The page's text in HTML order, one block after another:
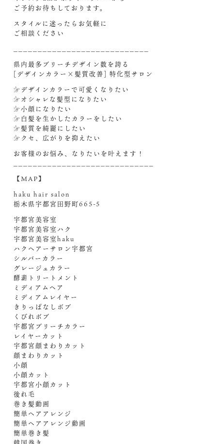
ご予約お待ちしております。
スタイルに迷ったらお気軽に
ご相談ください︎
県内最多ブリーチデザイン数を誇る
[デザインカラー×髪質改善] 特化型サロン
☞デザインカラーで可愛くなりたい
☞オシャレな髪型になりたい
☞小顔になりたい
☞白髪を生かしたカラーをしたい
☞髪質を綺麗にしたい
☞クセ、広がりを抑えたい
お客様のお悩み、なりたいを叶えます！
【MAP】
haku hair salon
栃木県宇都宮田野町665-5
宇都宮美容室
宇都宮美容室ハク
宇都宮美容室haku
ハクヘアーサロン宇都宮
シルバーカラー
グレージュカラー
酵素トリートメント
ミディアムヘア
ミディアムレイヤー
きりっぱなしボブ
くびれボブ
宇都宮ブリーチカラー
レイヤーカット
宇都宮顔まわりカット
顔まわりカット
小顔
小顔カット
宇都宮小顔カット
後れ毛
巻き髪動画
簡単ヘアアレンジ
簡単ヘアアレンジ動画
簡単巻き髪